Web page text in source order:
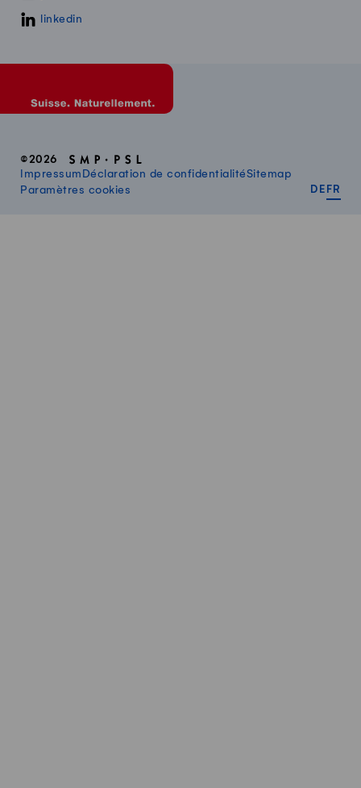
linkedin
©2026
Impressum Déclaration de confidentialitéSitemap
Paramètres cookies
DE FR